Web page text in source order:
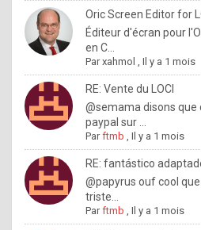
o
u
w
a
n
t
o
n
Oric Screen Editor for
Éditeur d'écran pour
en C...
Parxahmol ,Il y a 1 mois
RE: Vente du LOCI
@semama disons
paypal sur ...
Parftmb ,Il y a 1 mois
RE: fantástico
@papyrus ouf cool
triste...
Parftmb ,Il y a 1 mois